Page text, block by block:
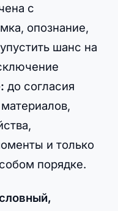
с
опознание,
шанс на
до согласия
и только
порядке.